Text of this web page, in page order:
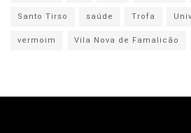
Santo Tirso
saúde Trofa
vermoim
Vila Nova de Famalicão